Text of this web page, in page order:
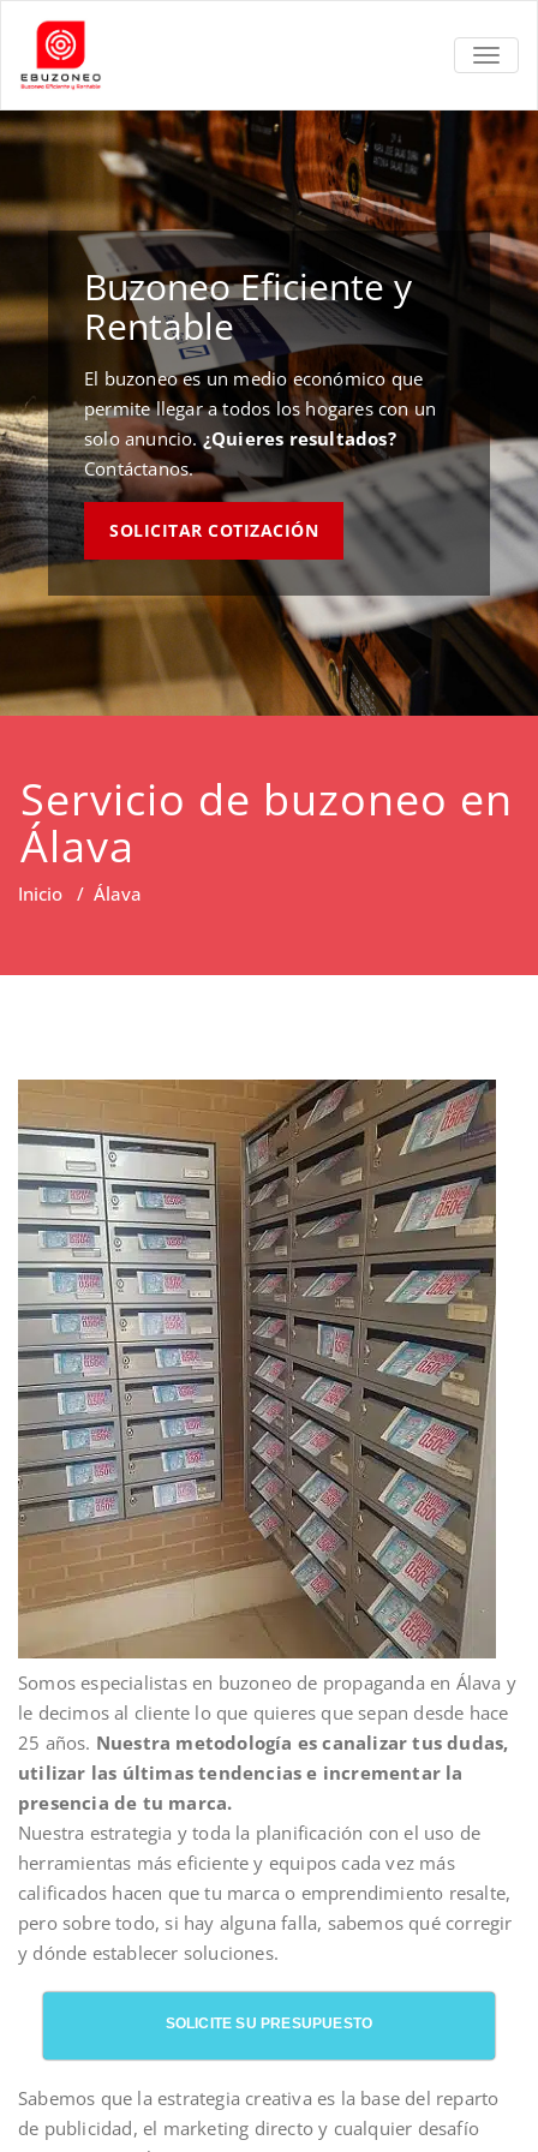
Buzoneo Eficiente y
Rentable
El buzoneo es un medio económico que
permite llegar a todos los hogares con un
solo anuncio.¿Quieres resultados?
Contáctanos.
SOLICITAR COTIZACIÓN
Servicio de buzoneo en
Álava
Inicio / Álava
Somos especialistas en buzoneo de propaganda en Álava y
le decimos al cliente lo que quieres que sepan desde hace
25 años. Nuestra metodología es canalizar tus dudas,
utilizar las últimas tendencias e incrementar la
presencia de tu marca.
Nuestra estrategia y toda la planificación con el uso de
herramientas más eficiente y equipos cada vez más
calificados hacen que tu marca o emprendimiento resalte,
pero sobre todo, si hay alguna falla, sabemos qué corregir
y dónde establecer soluciones.
SOLICITE SU PRESUPUESTO
Sabemos que la estrategia creativa es la base del reparto
de publicidad, el marketing directo y cualquier desafío